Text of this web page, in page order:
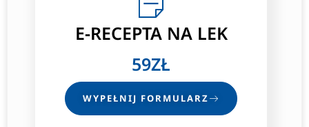
E-RECEPTA NA LEK
59ZŁ
WYPEŁNIJ FORMULARZ